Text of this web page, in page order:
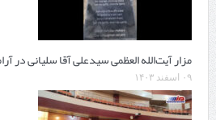
مزار آیت‌الله العظمی سیدعلی آقا سلیانی در
۰۹ اسفند ۱۴۰۳